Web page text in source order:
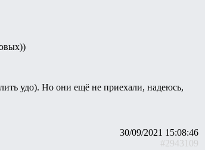
удо). Но они ещё не приехали, надеюсь,
30/09/2021 15:08:46
#2943109